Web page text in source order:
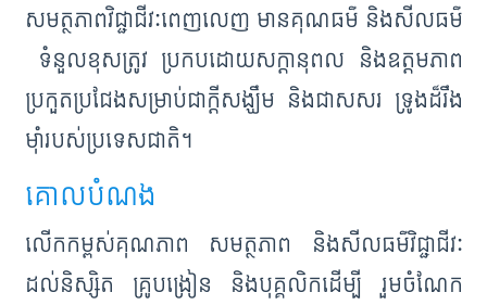
សមត្ថភាពវិជ្ជាជីវៈពេញលេញ មានគុណធម៌ និងសីលធម៌
ទំនួលខុសត្រូវ ប្រកបដោយសក្តានុពល និងឧត្តមភាព
ប្រកួតប្រជែងសម្រាប់ជាក្តីសង្ឃឹម និងជាសសរ ទ្រូងដ៏រឹង
ម៉ាំរបស់ប្រទេសជាតិ។
គោលបំណង
លើកកម្ពស់គុណភាព សមត្ថភាព និងសីលធម៌វិជ្ជាជីវៈ
ដល់និស្សិត គ្រូបង្រៀន និងបុគ្គលិកដើម្បី រួមចំណែក